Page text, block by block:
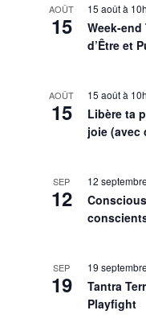
AOÛT
15
15 août à
Week-
d’Être et
AOÛT
15
15 août à
Libère ta
joie (avec
SEP
12
12
SEP
19
19
Tantra
Playfight